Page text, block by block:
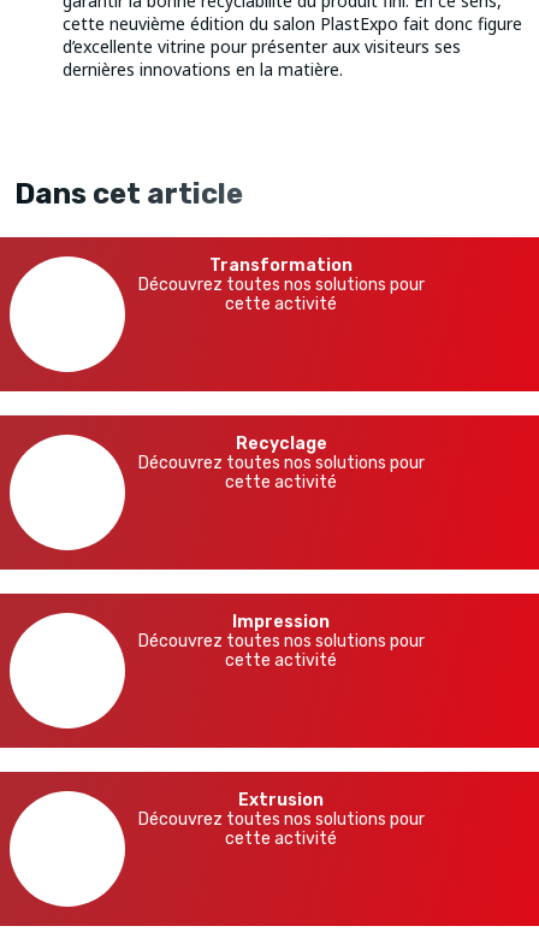
cette neuvième édition du salon PlastExpo fait donc figure
d’excellente vitrine pour présenter aux visiteurs ses
dernières innovations en la matière.
Dans cet article
Transformation
Découvrez toutes nos solutions pour
cette activité
Recyclage
Découvrez toutes nos solutions pour
cette activité
Impression
Découvrez toutes nos solutions pour
cette activité
Extrusion
Découvrez toutes nos solutions pour
cette activité